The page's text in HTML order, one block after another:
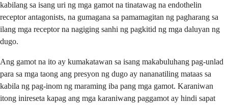
kabilang sa isang uri ng mga gamot na tinatawag na endothelin
receptor antagonists, na gumagana sa pamamagitan ng pagharang sa
ilang mga receptor na nagiging sanhi ng pagkitid ng mga daluyan ng
dugo.
Ang gamot na ito ay kumakatawan sa isang makabuluhang pag-unlad
para sa mga taong ang presyon ng dugo ay nananatiling mataas sa
kabila ng pag-inom ng maraming iba pang mga gamot. Karaniwan
itong inireseta kapag ang mga karaniwang paggamot ay hindi sapat